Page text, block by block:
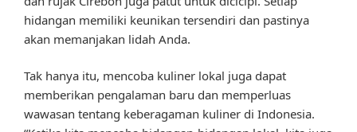
hidangan memiliki keunikan tersendiri dan pastinya
akan memanjakan lidah Anda.
Tak hanya itu, mencoba kuliner lokal juga dapat
memberikan pengalaman baru dan memperluas
wawasan tentang keberagaman kuliner di Indonesia.